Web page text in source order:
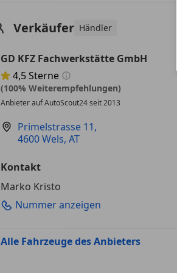
Verkäufer Händler
GD KFZ Fachwerkstätte GmbH
Sternebewertung 4.5 von 5
4,5Sterne
(100% Weiterempfehlungen)
Anbieter auf AutoScout24 seit 2013
Primelstrasse 11,
4600 Wels, AT
Kontakt
Marko Kristo
Nummer anzeigen
Alle Fahrzeuge des Anbieters